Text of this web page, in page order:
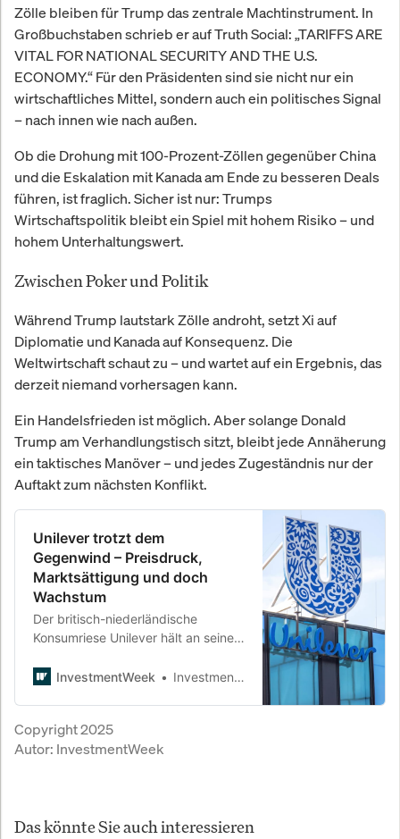
Zölle bleiben für Trump das zentrale Machtinstrument. In
Großbuchstaben schrieb er auf Truth Social: „TARIFFS ARE
VITAL FOR NATIONAL SECURITY AND THE U.S.
ECONOMY.“ Für den Präsidenten sind sie nicht nur ein
wirtschaftliches Mittel, sondern auch ein politisches Signal
– nach innen wie nach außen.
Ob die Drohung mit 100-Prozent-Zöllen gegenüber China
und die Eskalation mit Kanada am Ende zu besseren Deals
führen, ist fraglich. Sicher ist nur: Trumps
Wirtschaftspolitik bleibt ein Spiel mit hohem Risiko – und
hohem Unterhaltungswert.
Zwischen Poker und Politik
Während Trump lautstark Zölle androht, setzt Xi auf
Diplomatie und Kanada auf Konsequenz. Die
Weltwirtschaft schaut zu – und wartet auf ein Ergebnis, das
derzeit niemand vorhersagen kann.
Ein Handelsfrieden ist möglich. Aber solange Donald
Trump am Verhandlungstisch sitzt, bleibt jede Annäherung
ein taktisches Manöver – und jedes Zugeständnis nur der
Auftakt zum nächsten Konflikt.
Unilever trotzt dem
Gegenwind – Preisdruck,
Marktsättigung und doch
Wachstum
Der britisch-niederländische
Konsumriese Unilever hält an seinem
Umsatzrückgang auf 44,8
organisches Wachstum von bis zu
fünf Prozent soll es werden. Doch
InvestmentWeek InvestmentWeek
Copyright 2025
Autor: InvestmentWeek
Das könnte Sie auch interessieren